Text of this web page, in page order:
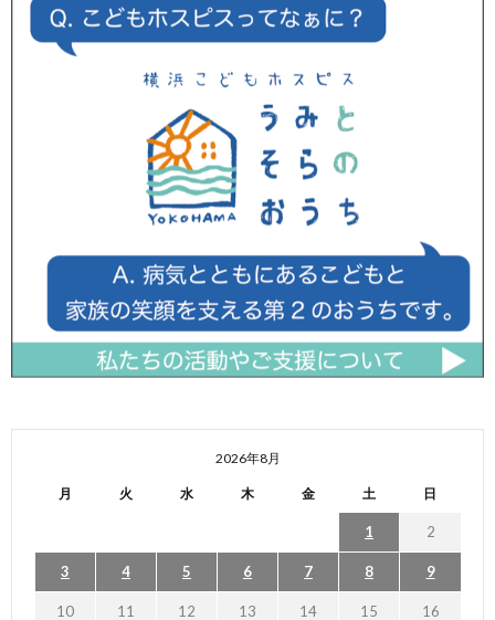
2026年8月
月 火 水 木 金 土 日
1 2
3 4 5 6 7 8 9
10 11 12 13 14 15 16